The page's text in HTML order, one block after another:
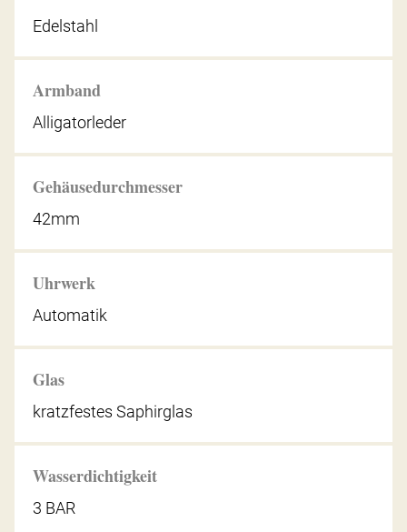
Edelstahl
Armband
Alligatorleder
Gehäusedurchmesser
42mm
Uhrwerk
Automatik
Glas
kratzfestes Saphirglas
Wasserdichtigkeit
3 BAR